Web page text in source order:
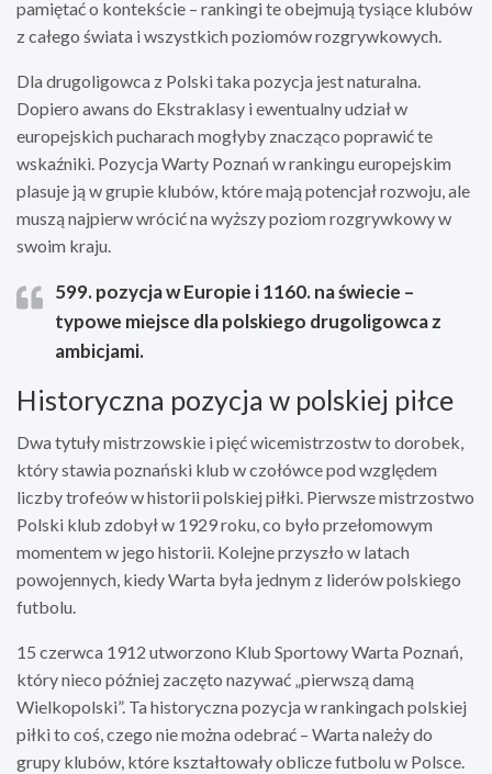
pamiętać o kontekście – rankingi te obejmują tysiące klubów
z całego świata i wszystkich poziomów rozgrywkowych.
Dla drugoligowca z Polski taka pozycja jest naturalna.
Dopiero awans do Ekstraklasy i ewentualny udział w
europejskich pucharach mogłyby znacząco poprawić te
wskaźniki. Pozycja Warty Poznań w rankingu europejskim
plasuje ją w grupie klubów, które mają potencjał rozwoju, ale
muszą najpierw wrócić na wyższy poziom rozgrywkowy w
swoim kraju.
599. pozycja w Europie i 1160. na świecie –
typowe miejsce dla polskiego drugoligowca z
ambicjami.
Historyczna pozycja w polskiej piłce
Dwa tytuły mistrzowskie i pięć wicemistrzostw to dorobek,
który stawia poznański klub w czołówce pod względem
liczby trofeów w historii polskiej piłki. Pierwsze mistrzostwo
Polski klub zdobył w 1929 roku, co było przełomowym
momentem w jego historii. Kolejne przyszło w latach
powojennych, kiedy Warta była jednym z liderów polskiego
futbolu.
15 czerwca 1912 utworzono Klub Sportowy Warta Poznań,
który nieco później zaczęto nazywać „pierwszą damą
Wielkopolski”. Ta historyczna pozycja w rankingach polskiej
piłki to coś, czego nie można odebrać – Warta należy do
grupy klubów, które kształtowały oblicze futbolu w Polsce.